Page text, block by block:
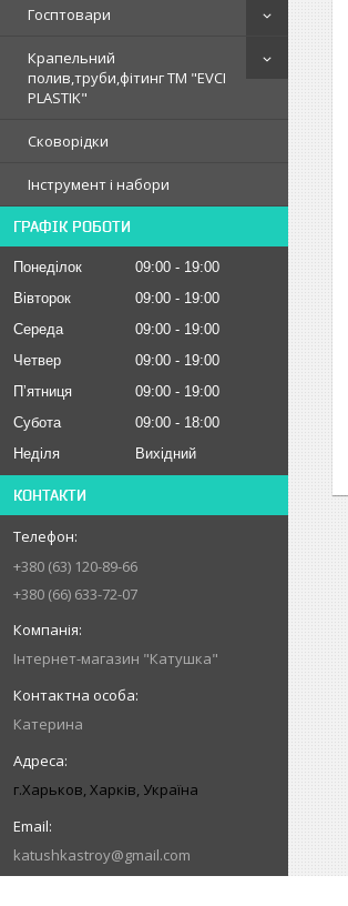
Госптовари
Крапельний
полив,труби,фітинг ТМ "EVCI
PLASTIK"
Сковорідки
Інструмент і набори
ГРАФІК РОБОТИ
Понеділок 09:00
19:00
Вівторок
09:00
19:00
Середа
09:00
19:00
Четвер
09:00
19:00
Пʼятниця
09:00
19:00
Субота
09:00
18:00
Неділя
Вихідний
КОНТАКТИ
+380 (63) 120-89-66
+380 (66) 633-72-07
Інтернет-магазин "Катушка"
Катерина
г.Харьков, Харків, Україна
katushkastroy@gmail.com